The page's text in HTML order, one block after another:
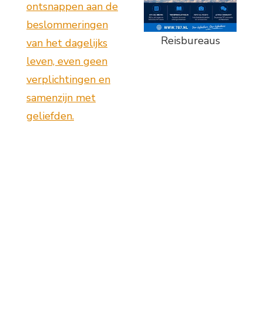
ontsnappen aan de
beslommeringen
van het dagelijks
leven, even geen
verplichtingen en
samenzijn met
geliefden.
Reisbureaus